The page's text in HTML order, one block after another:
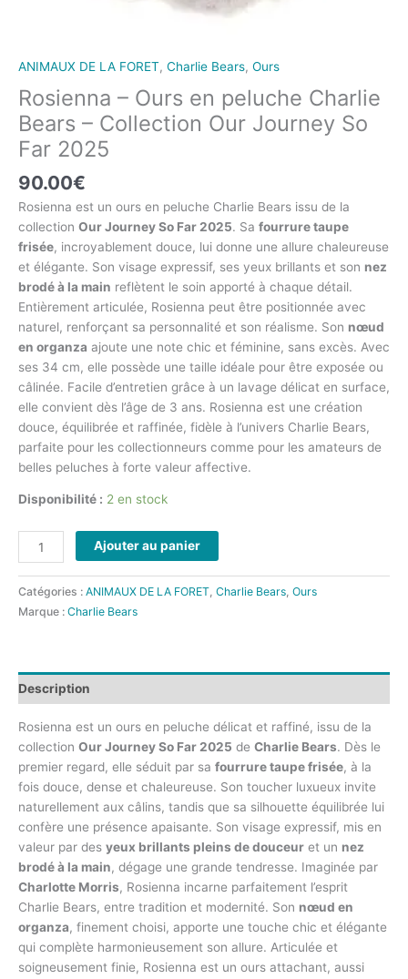
ANIMAUX DE LA FORET, Charlie Bears, Ours
Rosienna – Ours en peluche Charlie
Bears – Collection Our Journey So
Far 2025
90.00€
Rosienna est un ours en peluche Charlie Bears issu de la
collection Our Journey So Far 2025. Sa fourrure taupe
frisée, incroyablement douce, lui donne une allure chaleureuse
et élégante. Son visage expressif, ses yeux brillants et son nez
brodé à la main reflètent le soin apporté à chaque détail.
Entièrement articulée, Rosienna peut être positionnée avec
naturel, renforçant sa personnalité et son réalisme. Son nœud
en organza ajoute une note chic et féminine, sans excès. Avec
ses 34 cm, elle possède une taille idéale pour être exposée ou
câlinée. Facile d’entretien grâce à un lavage délicat en surface,
elle convient dès l’âge de 3 ans. Rosienna est une création
douce, équilibrée et raffinée, fidèle à l’univers Charlie Bears,
parfaite pour les collectionneurs comme pour les amateurs de
belles peluches à forte valeur affective.
Disponibilité : 2 en stock
Ajouter au panier
Catégories : ANIMAUX DE LA FORET, Charlie Bears, Ours
Marque : Charlie Bears
Description
Rosienna est un ours en peluche délicat et raffiné, issu de la
collection Our Journey So Far 2025 de Charlie Bears. Dès le
premier regard, elle séduit par sa fourrure taupe frisée, à la
fois douce, dense et chaleureuse. Son toucher luxueux invite
naturellement aux câlins, tandis que sa silhouette équilibrée lui
confère une présence apaisante. Son visage expressif, mis en
valeur par des yeux brillants pleins de douceur et un nez
brodé à la main, dégage une grande tendresse. Imaginée par
Charlotte Morris, Rosienna incarne parfaitement l’esprit
Charlie Bears, entre tradition et modernité. Son nœud en
organza, finement choisi, apporte une touche chic et élégante
qui complète harmonieusement son allure. Articulée et
soigneusement finie, Rosienna est un ours attachant, aussi